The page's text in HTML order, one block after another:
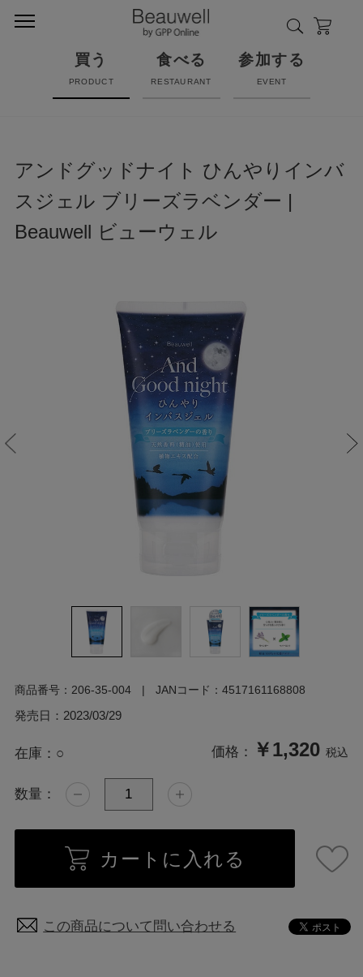
買う
PRODUCT
食べる
RESTAURANT
参加する
EVENT
アンドグッドナイト ひんやりインバ
スジェル ブリーズラベンダー |
Beauwell ビューウェル
発売日： 2023/03/29
商品番号： 206-35-004 JANコード： 4517161168808
在庫： ○ 価格： ￥1,320 税込
数量：
カートに入れる
この商品について問い合わせる